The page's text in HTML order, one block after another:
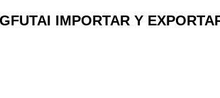
IMPORTAR Y